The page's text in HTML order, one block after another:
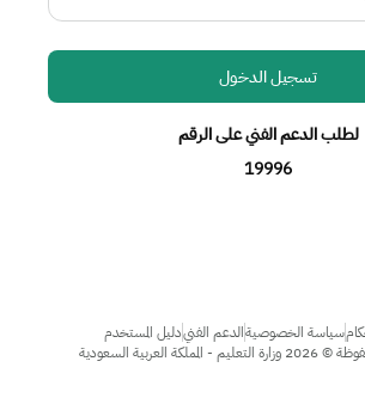
تسجيل الدخول
لطلب الدعم الفني على الرقم
19996
©
2026 وزارة التعليم - المملكة العربية السعودية
سياسة الخصوصيةالدعم الفنيدليل المستخدم